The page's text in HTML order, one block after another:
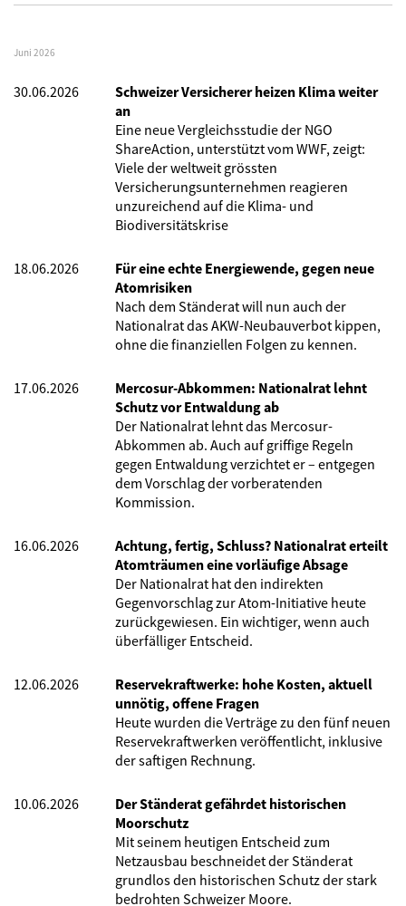
Juni 2026
30.06.2026
Schweizer Versicherer heizen Klima weiter
an
Eine neue Vergleichsstudie der NGO
ShareAction, unterstützt vom WWF, zeigt:
Viele der weltweit grössten
Versicherungsunternehmen reagieren
unzureichend auf die Klima- und
Biodiversitätskrise
18.06.2026
Für eine echte Energiewende, gegen neue
Atomrisiken
Nach dem Ständerat will nun auch der
Nationalrat das AKW-Neubauverbot kippen,
ohne die finanziellen Folgen zu kennen.
17.06.2026
Mercosur-Abkommen: Nationalrat lehnt
Schutz vor Entwaldung ab
Der Nationalrat lehnt das Mercosur-
Abkommen ab. Auch auf griffige Regeln
gegen Entwaldung verzichtet er – entgegen
dem Vorschlag der vorberatenden
Kommission.
16.06.2026
Achtung, fertig, Schluss? Nationalrat erteilt
Atomträumen eine vorläufige Absage
Der Nationalrat hat den indirekten
Gegenvorschlag zur Atom-Initiative heute
zurückgewiesen. Ein wichtiger, wenn auch
überfälliger Entscheid.
12.06.2026
Reservekraftwerke: hohe Kosten, aktuell
unnötig, offene Fragen
Heute wurden die Verträge zu den fünf neuen
Reservekraftwerken veröffentlicht, inklusive
der saftigen Rechnung.
10.06.2026
Der Ständerat gefährdet historischen
Moorschutz
Mit seinem heutigen Entscheid zum
Netzausbau beschneidet der Ständerat
grundlos den historischen Schutz der stark
bedrohten Schweizer Moore.